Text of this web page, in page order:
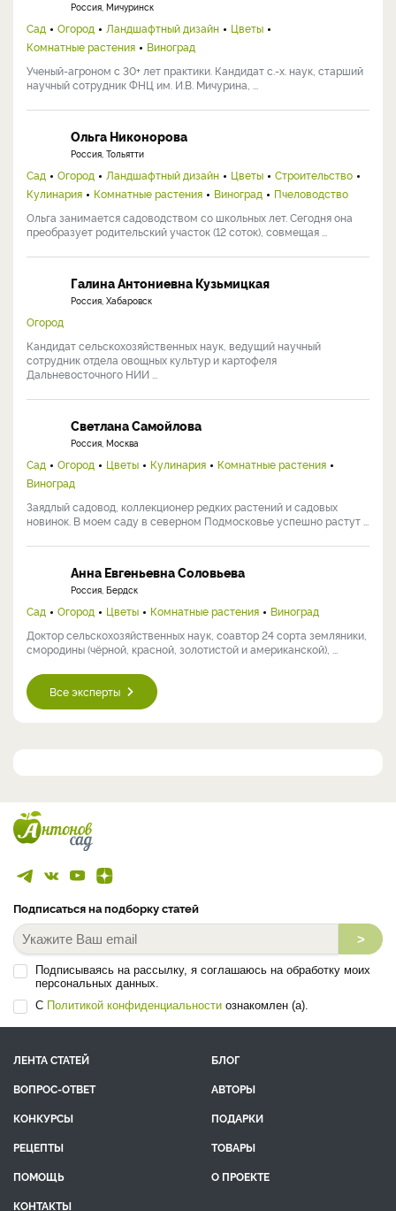
Россия, Мичуринск
Сад Огород Ландшафтный дизайн
Цветы
Комнатные растения
Виноград
Ученый-агроном с 30+ лет практики. Кандидат с.-х. наук, старший
научный сотрудник ФНЦ им. И.В. Мичурина, ...
Ольга Никонорова
Россия, Тольятти
Сад Огород Ландшафтный дизайн Цветы
Строительство
Кулинария
Комнатные растения Виноград
Пчеловодство
Ольга занимается садоводством со школьных лет. Сегодня она
преобразует родительский участок (12 соток), совмещая ...
Галина Антониевна Кузьмицкая
Россия, Хабаровск
Огород
Кандидат сельскохозяйственных наук, ведущий научный
сотрудник отдела овощных культур и картофеля
Дальневосточного НИИ ...
Светлана Самойлова
Россия, Москва
Сад Огород Цветы Кулинария
Комнатные растения
Виноград
Заядлый садовод, коллекционер редких растений и садовых
новинок. В моем саду в северном Подмосковье успешно растут ...
Анна Евгеньевна Соловьева
Россия, Бердск
Сад Огород Цветы Комнатные растения
Виноград
Доктор сельскохозяйственных наук, соавтор 24 сорта земляники,
смородины (чёрной, красной, золотистой и американской), ...
Все эксперты
Подписаться на подборку статей
>
Подписываясь на рассылку, я соглашаюсь на обработку моих
персональных данных.
С Политикой конфиденциальности ознакомлен (а).
ЛЕНТА СТАТЕЙ
БЛОГ
ВОПРОС-ОТВЕТ
АВТОРЫ
КОНКУРСЫ
ПОДАРКИ
РЕЦЕПТЫ
ТОВАРЫ
ПОМОЩЬ
О ПРОЕКТЕ
КОНТАКТЫ